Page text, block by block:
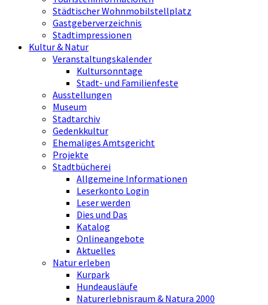
Städtischer Wohnmobilstellplatz
Gastgeberverzeichnis
Stadtimpressionen
Kultur & Natur
Veranstaltungskalender
Kultursonntage
Stadt- und Familienfeste
Ausstellungen
Museum
Stadtarchiv
Gedenkkultur
Ehemaliges Amtsgericht
Projekte
Stadtbücherei
Allgemeine Informationen
Leserkonto Login
Leser werden
Dies und Das
Katalog
Onlineangebote
Aktuelles
Natur erleben
Kurpark
Hundeausläufe
Naturerlebnisraum & Natura 2000